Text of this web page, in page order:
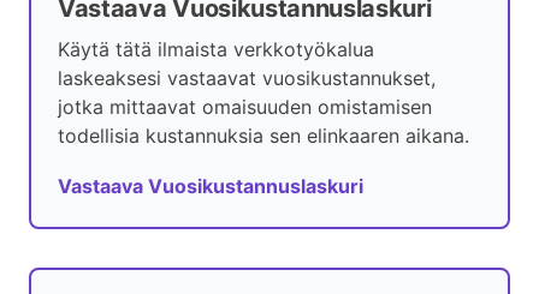
Vastaava Vuosikustannuslaskuri
Käytä tätä ilmaista verkkotyökalua
laskeaksesi vastaavat vuosikustannukset,
jotka mittaavat omaisuuden omistamisen
todellisia kustannuksia sen elinkaaren aikana.
Vastaava Vuosikustannuslaskuri